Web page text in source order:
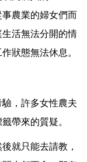
農業的婦女們而
活無法分開的情
狀態無法休息。
，許多女性農夫
帶來的質疑。
就只能去請教，